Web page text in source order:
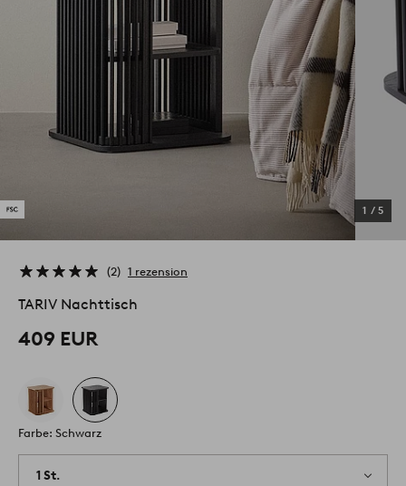
1 / 5
2 1 rezension
TARIV Nachttisch
409 EUR
Farbe: Schwarz
1 St.